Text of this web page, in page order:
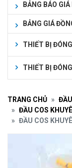
BẢNG BÁO
BẢNG GIÁ
THIẾT BỊ
THIẾT BỊ
TRANG CHỦ
ĐẦU COS
ĐẦU COS